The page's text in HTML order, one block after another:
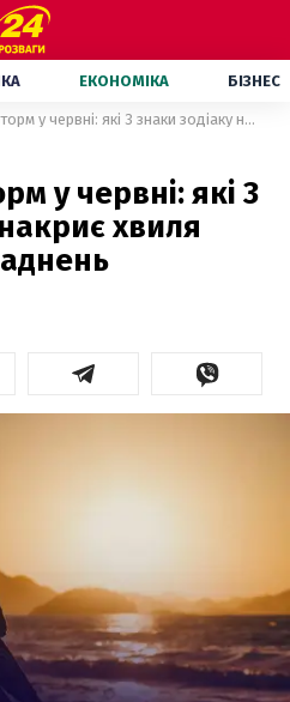
ЕКОНОМІКА БІЗНЕС
Космічний шторм у червні: які 3 знаки зодіаку накриє хвиля емоцій та ускладнень
у червні: які 3
хвиля